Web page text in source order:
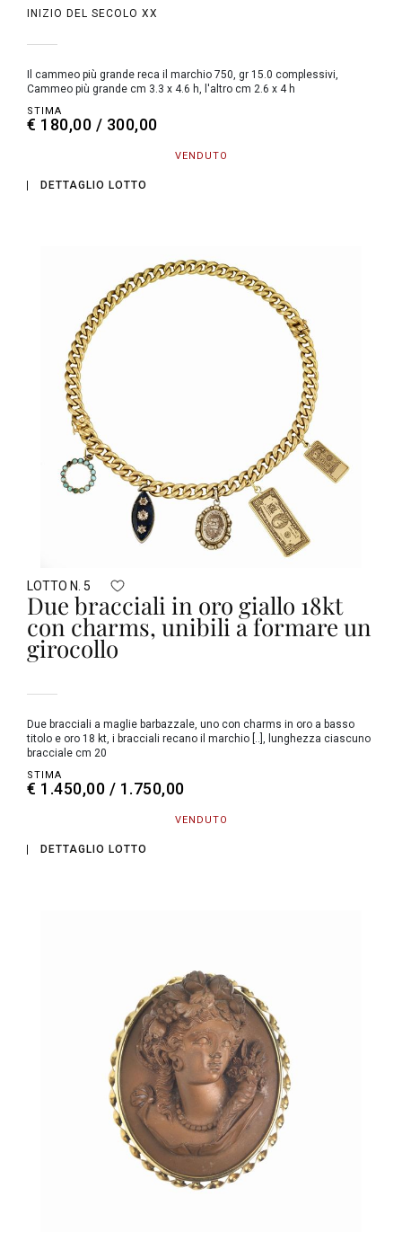
INIZIO DEL SECOLO XX
Cammeo più grande cm 3.3 x 4.6 h, l'altro cm 2.6 x 4 h
STIMA
€ 180,00 / 300,00
VENDUTO
DETTAGLIO LOTTO
LOTTO N. 5
Due bracciali in oro giallo 18kt
con charms, unibili a formare un
girocollo
Due bracciali a maglie barbazzale, uno con charms in oro a basso
titolo e oro 18 kt, i bracciali recano il marchio [..], lunghezza ciascuno
bracciale cm 20
STIMA
€ 1.450,00 / 1.750,00
VENDUTO
DETTAGLIO LOTTO